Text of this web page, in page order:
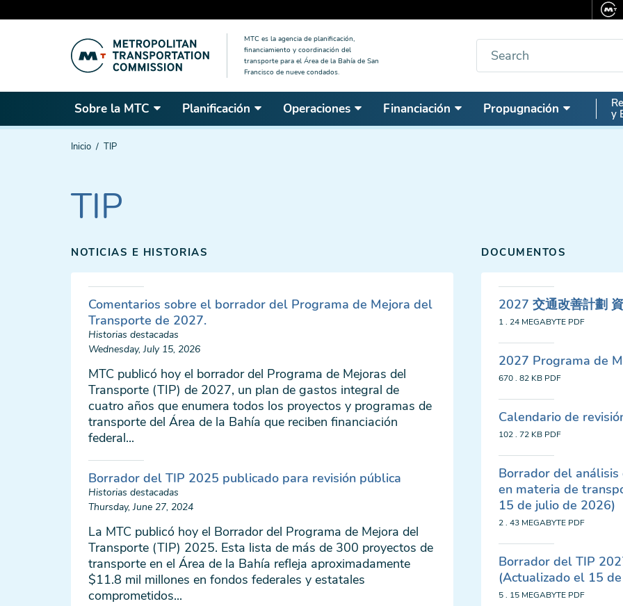
MTC es la agencia de planificación,
financiamiento y coordinación del
transporte para el Área de la Bahía de San
Francisco de nueve condados.
Buscar
Sobre la MTC Planificación Operaciones Financiación Propugnación
Nav
y
Estás
Inicio TIP
TIP
NOTICIAS E HISTORIAS
Comentarios sobre el borrador del Programa de Mejora del
Transporte de 2027.
Historias destacadas
Wednesday, July 15, 2026
MTC publicó hoy el borrador del Programa de Mejoras del
Transporte (TIP) de 2027, un plan de gastos integral de
cuatro años que enumera todos los proyectos y programas de
transporte del Área de la Bahía que reciben financiación
federal...
Borrador del TIP 2025 publicado para revisión pública
Historias destacadas
Thursday, June 27, 2024
La MTC publicó hoy el Borrador del Programa de Mejora del
Transporte (TIP) 2025. Esta lista de más de 300 proyectos de
transporte en el Área de la Bahía refleja aproximadamente
$11.8 mil millones en fondos federales y estatales
comprometidos...
DOCUMENTOS
2027 交通改善計劃
1 . 24 MEGABYTE PDF
2027 Programa de
670 . 82 KB PDF
Calendario de
102 . 72 KB PDF
Borrador del
en materia de
15 de julio de 2026)
2 . 43 MEGABYTE PDF
Borrador del TIP
(Actualizado el 15
5 . 15 MEGABYTE PDF